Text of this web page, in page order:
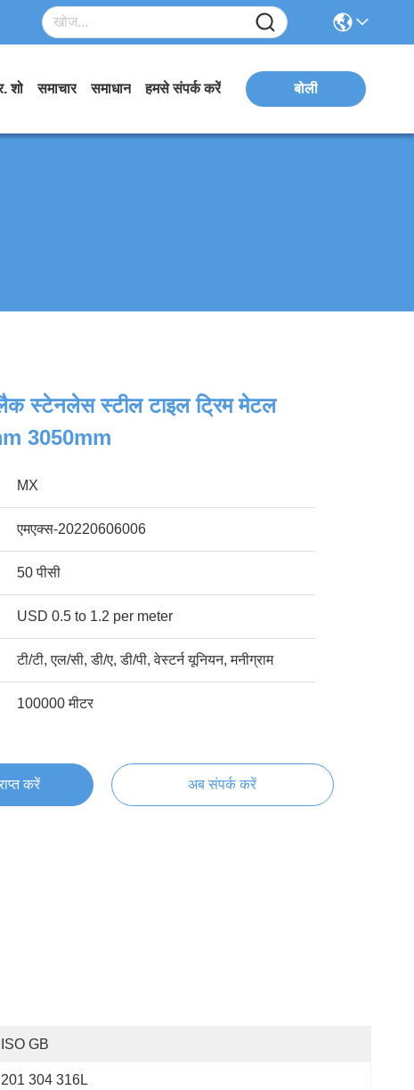
शो समाचार समाधान हमसे संपर्क करें बोली
स्टेनलेस स्टील टाइल ट्रिम मेटल
3050mm
MX
एमएक्स-20220606006
50 पीसी
USD 0.5 to 1.2 per meter
टी/टी, एल/सी, डी/ए, डी/पी, वेस्टर्न यूनियन, मनीग्राम
100000 मीटर
करें अब संपर्क करें
ISO GB
201 304 316L